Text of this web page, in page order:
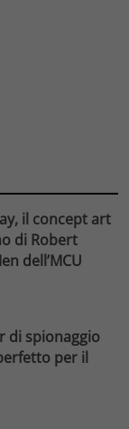
il concept art
di Robert
dell’MCU
di spionaggio
per il